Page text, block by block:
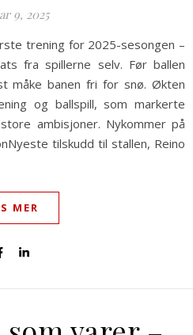
9, 2025
trening for 2025-sesongen –
fra spillerne selv. Før ballen
måke banen fri for snø. Økten
og ballspill, som markerte
ambisjoner. Nykommer på
tilskudd til stallen, Reino
MER